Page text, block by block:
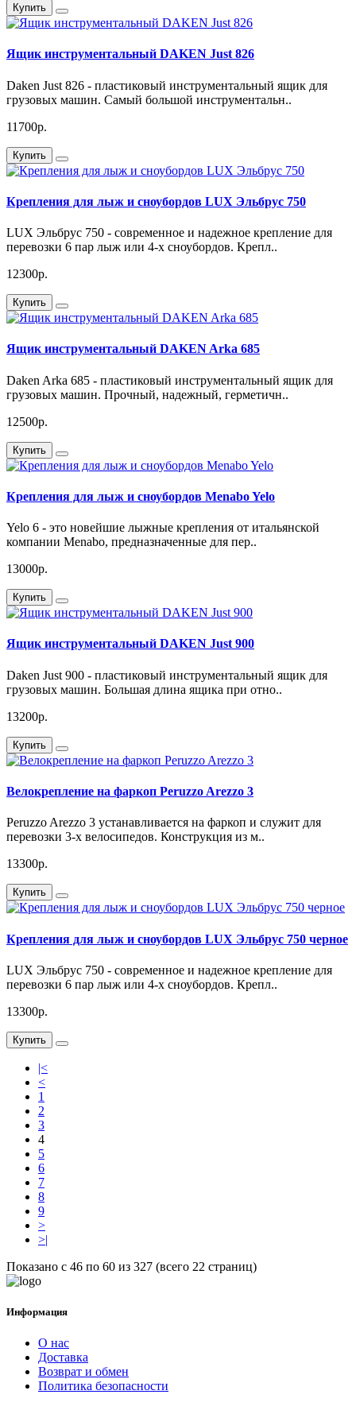
Купить
Ящик инструментальный DAKEN Just 826
Daken Just 826 - пластиковый инструментальный ящик для
грузовых машин. Самый большой инструментальн..
11700р.
Купить
Крепления для лыж и сноубордов LUX Эльбрус 750
LUX Эльбрус 750 - современное и надежное крепление для
перевозки 6 пар лыж или 4-х сноубордов. Крепл..
12300р.
Купить
Ящик инструментальный DAKEN Arka 685
Daken Arka 685 - пластиковый инструментальный ящик для
грузовых машин. Прочный, надежный, герметичн..
12500р.
Купить
Крепления для лыж и сноубордов Menabo Yelo
Yelo 6 - это новейшие лыжные крепления от итальянской
компании Menabo, предназначенные для пер..
13000р.
Купить
Ящик инструментальный DAKEN Just 900
Daken Just 900 - пластиковый инструментальный ящик для
грузовых машин. Большая длина ящика при отно..
13200р.
Купить
Велокрепление на фаркоп Peruzzo Arezzo 3
Peruzzo Arezzo 3 устанавливается на фаркоп и служит для
перевозки 3-х велосипедов. Конструкция из м..
13300р.
Купить
Крепления для лыж и сноубордов LUX Эльбрус 750 черное
LUX Эльбрус 750 - современное и надежное крепление для
перевозки 6 пар лыж или 4-х сноубордов. Крепл..
13300р.
Купить
|<
<
1
2
3
4
5
6
7
8
9
>
>|
Показано с 46 по 60 из 327 (всего 22 страниц)
Информация
О нас
Доставка
Возврат и обмен
Политика безопасности